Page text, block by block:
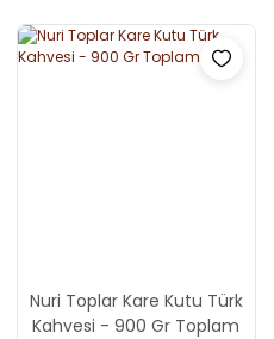
Nuri Toplar Kare Kutu Türk
Kahvesi - 900 Gr Toplam